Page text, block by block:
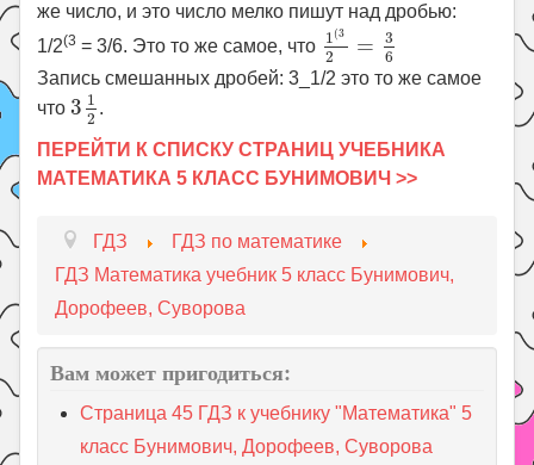
же число, и это число мелко пишут над дробью:
1/2(3 = 3/6. Это то же самое, что 1(3
2 =
3
6
1(3 =36
Запись смешанных дробей: 3_1/2 это то же самое
что 3 1
2
312
.
ПЕРЕЙТИ К СПИСКУ СТРАНИЦ УЧЕБНИКА
МАТЕМАТИКА 5 КЛАСС БУНИМОВИЧ >>
ГДЗ
ГДЗ по математике
ГДЗ Математика учебник 5 класс Бунимович,
Дорофеев, Суворова
Вам может пригодиться:
Страница 45 ГДЗ к учебнику "Математика" 5
класс Бунимович, Дорофеев, Суворова